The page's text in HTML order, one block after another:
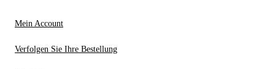
Mein Account
Verfolgen Sie Ihre Bestellung